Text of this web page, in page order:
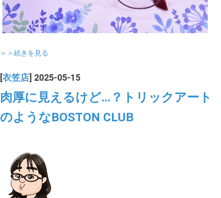
＞＞続きを見る
[衣笠店] 2025-05-15
肉厚に見えるけど…？トリックアート
のようなBOSTON CLUB